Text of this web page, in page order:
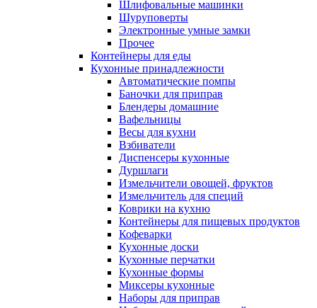
Шлифовальные машинки
Шуруповерты
Электронные умные замки
Прочее
Контейнеры для еды
Кухонные принадлежности
Автоматические помпы
Баночки для приправ
Блендеры домашние
Вафельницы
Весы для кухни
Взбиватели
Диспенсеры кухонные
Дуршлаги
Измельчители овощей, фруктов
Измельчитель для специй
Коврики на кухню
Контейнеры для пищевых продуктов
Кофеварки
Кухонные доски
Кухонные перчатки
Кухонные формы
Миксеры кухонные
Наборы для приправ